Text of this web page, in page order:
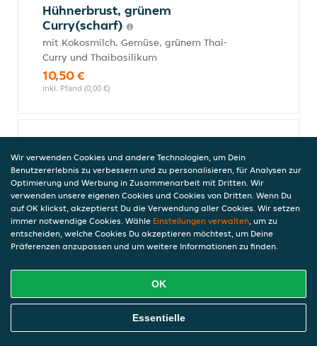
Hühnerbrust, grünem
Curry(scharf)
mit Kokosmilch, Gemüse, grünem Thai-
Curry und Thaibasilikum
10,50 €
inkl. Pfand (0,00 €)
mit Kokosmilch, Gemüse, rotem Thai-
Curry und Thaibasilikum
10,50 €
inkl. Pfand (0,00 €)
Thailändische Spezialitäten,
Schweinefleisch
Online Essen Bestellen
Wir verwenden Cookies und andere Technologien, um Dein
Benutzererlebnis zu verbessern und zu personalisieren, für Analysen zur
Optimierung und Werbung in Zusammenarbeit mit Dritten. Wir
verwenden unsere eigenen Cookies und Cookies von Dritten. Wenn Du
auf OK klickst, akzeptierst Du die Verwendung aller Cookies. Wir setzen
immer notwendige Cookies. Wähle Einstellungen verwalten, um zu
entscheiden, welche Cookies Du akzeptieren möchtest, um Deine
Präferenzen anzupassen und um weitere Informationen zu finden.
OK
Essentielle